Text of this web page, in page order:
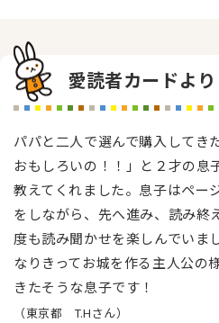
愛読者カードより
パパと二人で選んで購入してき
おもしろいの！！」と２才の息
教えてくれました。息子はペー
をしながら、先へ進み、読み終
度も読み聞かせを楽しんでいま
なりきってお城を作る主人公の
きたそうな息子です！
（東京都 T.Hさん）